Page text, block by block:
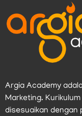
Argia Academy
Marketing.
disesuaikan dengan